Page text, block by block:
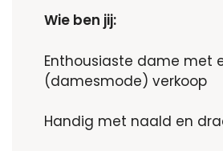
Wie ben jij:
Enthousiaste dame met
(damesmode) verkoop
Handig met naald en